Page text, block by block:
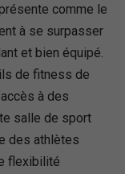
comme le
à se surpasser
et bien équipé.
de fitness de
à des
salle de sport
des athlètes
flexibilité